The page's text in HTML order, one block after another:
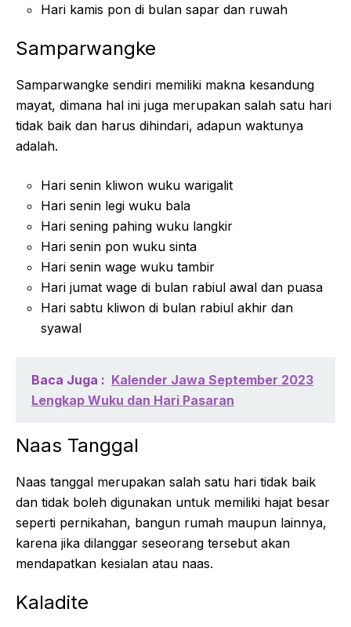
Hari kamis pon di bulan sapar dan ruwah
Samparwangke
Samparwangke sendiri memiliki makna kesandung
mayat, dimana hal ini juga merupakan salah satu hari
tidak baik dan harus dihindari, adapun waktunya
adalah.
Hari senin kliwon wuku warigalit
Hari senin legi wuku bala
Hari sening pahing wuku langkir
Hari senin pon wuku sinta
Hari senin wage wuku tambir
Hari jumat wage di bulan rabiul awal dan puasa
Hari sabtu kliwon di bulan rabiul akhir dan
syawal
Baca Juga : Kalender Jawa September 2023
Lengkap Wuku dan Hari Pasaran
Naas Tanggal
Naas tanggal merupakan salah satu hari tidak baik
dan tidak boleh digunakan untuk memiliki hajat besar
seperti pernikahan, bangun rumah maupun lainnya,
karena jika dilanggar seseorang tersebut akan
mendapatkan kesialan atau naas.
Kaladite